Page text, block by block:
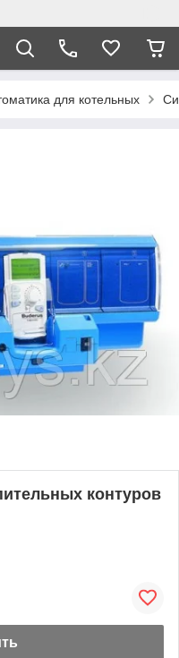
для котельных
контуров